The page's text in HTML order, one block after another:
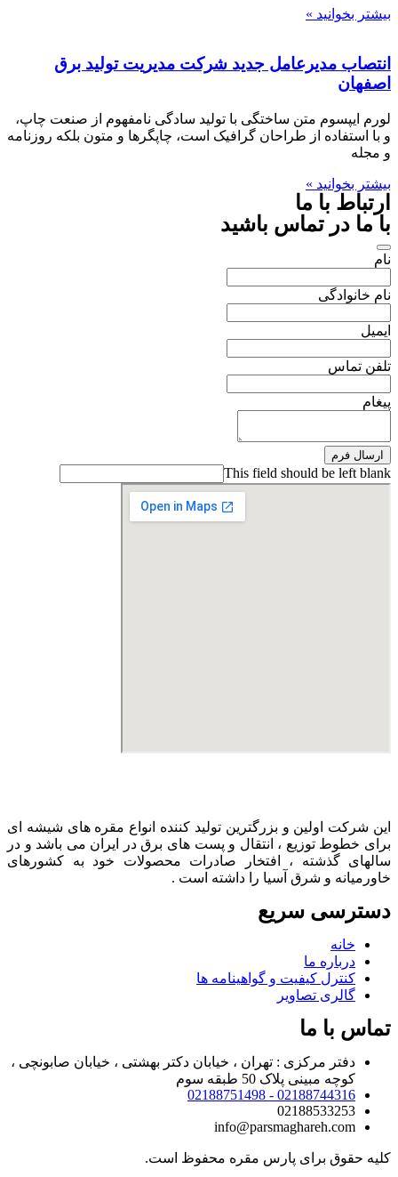
بیشتر بخوانید »
انتصاب مدیرعامل جدید شرکت مدیریت تولید برق
اصفهان
لورم ایپسوم متن ساختگی با تولید سادگی نامفهوم از صنعت چاپ،
و با استفاده از طراحان گرافیک است، چاپگرها و متون بلکه روزنامه
و مجله
بیشتر بخوانید »
ارتباط با ما
با ما در تماس باشید
نام
نام خانوادگی
ایمیل
تلفن تماس
پیغام
ارسال فرم
This field should be left blank
این شرکت اولین و بزرگترین تولید کننده انواع مقره های شیشه ای
برای خطوط توزیع ، انتقال و پست های برق در ایران می باشد و در
سالهای گذشته ، افتخار صادرات محصولات خود به کشورهای
خاورمیانه و شرق آسیا را داشته است .
دسترسی سریع
خانه
درباره ما
کنترل کیفیت و گواهینامه ها
گالری تصاویر
تماس با ما
دفتر مرکزی : تهران ، خیابان دکتر بهشتی ، خیابان صابونچی ،
کوچه مبینی پلاک 50 طبقه سوم
02188744316 - 02188751498
02188533253
info@parsmaghareh.com
کلیه حقوق برای پارس مقره محفوظ است.